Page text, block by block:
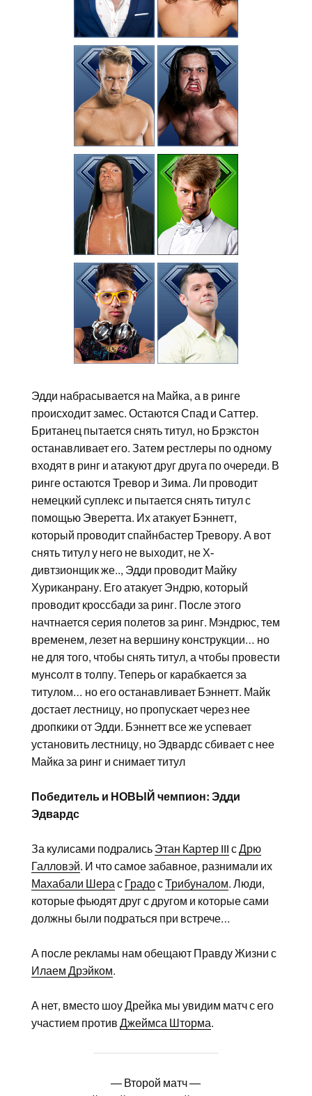
Эдди набрасывается на Майка, а в ринге
происходит замес. Остаются Спад и Саттер.
Британец пытается снять титул, но Брэкстон
останавливает его. Затем рестлеры по одному
входят в ринг и атакуют друг друга по очереди. В
ринге остаются Тревор и Зима. Ли проводит
немецкий суплекс и пытается снять титул с
помощью Эверетта. Их атакует Бэннетт,
который проводит спайнбастер Тревору. А вот
снять титул у него не выходит, не Х-
дивтзионщик же.., Эдди проводит Майку
Хуриканрану. Его атакует Эндрю, который
проводит кроссбади за ринг. После этого
начтнается серия полетов за ринг. Мэндрюс, тем
временем, лезет на вершину конструкции… но
не для того, чтобы снять титул, а чтобы провести
мунсолт в толпу. Теперь ог карабкается за
титулом… но его останавливает Бэннетт. Майк
достает лестницу, но пропускает через нее
дропкики от Эдди. Бэннетт все же успевает
установить лестницу, но Эдвардс сбивает с нее
Майка за ринг и снимает титул
Победитель и НОВЫЙ чемпион: Эдди
Эдвардс
За кулисами подрались Этан Картер III сДрю
Галловэй. И что самое забавное, разнимали их
Махабали Шера с ГрадосТрибуналом. Люди,
которые фьюдят друг с другом и которые сами
должны были подраться при встрече…
А после рекламы нам обещают Правду Жизни с
Илаем Дрэйком.
А нет, вместо шоу Дрейка мы увидим матч с его
участием против Джеймса Шторма.
— Второй матч —